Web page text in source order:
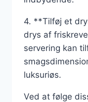
4. **Tilføj et
drys af
servering kan
luksuriøs.
Ved at følge